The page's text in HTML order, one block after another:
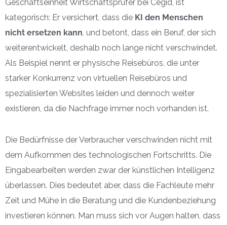
Geschäftseinheit Wirtschaftsprüfer bei Cegid, ist
kategorisch: Er versichert, dass die KI den Menschen
nicht ersetzen kann , und betont, dass ein Beruf, der sich
weiterentwickelt, deshalb noch lange nicht verschwindet.
Als Beispiel nennt er physische Reisebüros, die unter
starker Konkurrenz von virtuellen Reisebüros und
spezialisierten Websites leiden und dennoch weiter
existieren, da die Nachfrage immer noch vorhanden ist.
Die Bedürfnisse der Verbraucher verschwinden nicht mit
dem Aufkommen des technologischen Fortschritts. Die
Eingabearbeiten werden zwar der künstlichen Intelligenz
überlassen. Dies bedeutet aber, dass die Fachleute mehr
Zeit und Mühe in die Beratung und die Kundenbeziehung
investieren können. Man muss sich vor Augen halten, dass